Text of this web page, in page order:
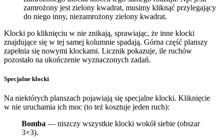
zamrożony jest zielony kwadrat, musimy kliknąć przylegający
do niego inny, niezamrożony zielony kwadrat.
Klocki po kliknięciu w nie znikają, sprawiając, że inne klocki
znajdujące się w tej samej kolumnie spadają. Górna część planszy
zapełnia się nowymi klockami. Licznik pokazuje, ile ruchów
pozostało na ukończenie wyznaczonych zadań.
Specjalne klocki
Na niektórych planszach pojawiają się specjalne klocki. Kliknięcie
w nie uruchamia ich moc (to też kosztuje jeden ruch):
Bomba — niszczy wszystkie klocki wokół siebie (obszar
3×3).